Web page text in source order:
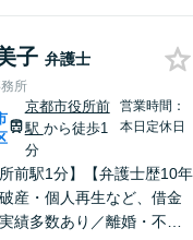
子 弁護士
所
京都市役所前
駅 から徒歩1
分
営業時間：
本日定休日
所前駅1分】【弁護士歴10年
産・個人再生など、借金
績多数あり／離婚・不貞